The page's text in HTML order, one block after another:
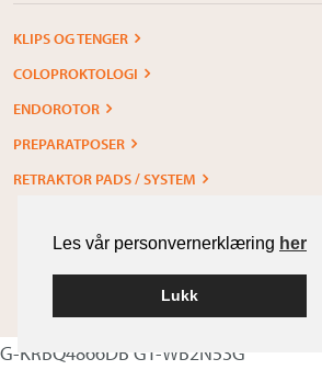
Les vår personvernerklæring her
Lukk
KLIPS OG TENGER
COLOPROKTOLOGI
ENDOROTOR
PREPARATPOSER
RETRAKTOR PADS / SYSTEM
G-KRBQ4866DB GT-WB2N53G